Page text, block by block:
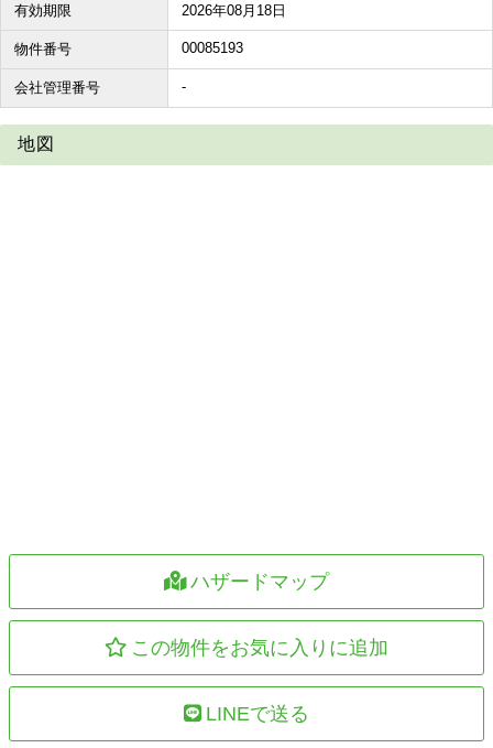
有効期限 2026年08月18日
物件番号 00085193
会社管理番号 -
地図
ハザードマップ
この物件をお気に入りに追加
LINEで送る